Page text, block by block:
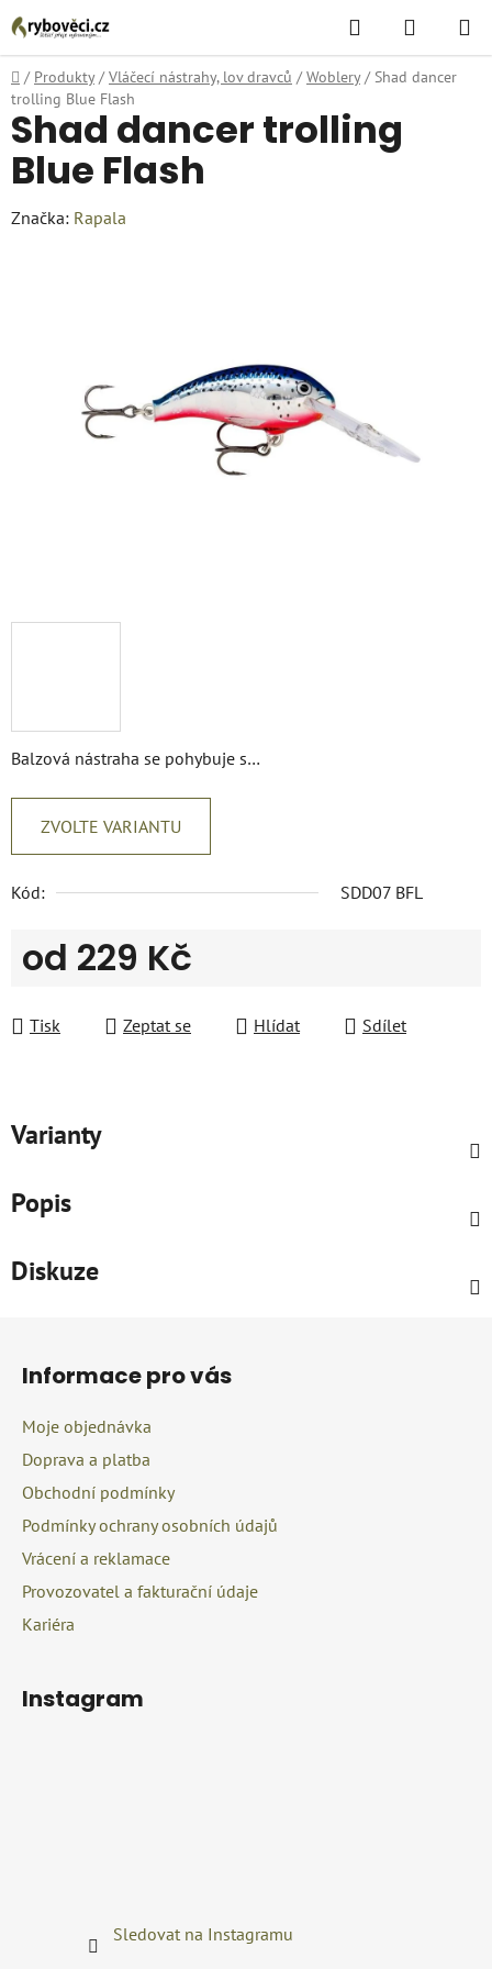
Přejít
na
obsah
Hledat
KOŠÍK
Domů
/ Produkty / Vláčecí nástrahy, lov dravců / Woblery / Shad dancer
trolling Blue Flash
Balzová nástraha se pohybuje s…
ZVOLTE VARIANTU
Kód: SDD07 BFL
od 229 Kč
Tisk
Zeptat se Hlídat Sdílet
Shad dancer trolling
Blue Flash
Značka: Rapala
Varianty
Popis
Diskuze
Informace pro vás
Moje objednávka
Doprava a platba
Obchodní podmínky
Podmínky ochrany osobních údajů
Vrácení a reklamace
Provozovatel a fakturační údaje
Kariéra
Instagram
Sledovat na Instagramu